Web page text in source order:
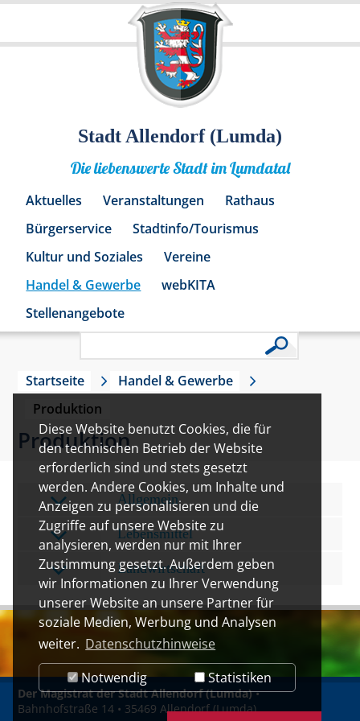
Diese Website benutzt Cookies, die für
den technischen Betrieb der Website
erforderlich sind und stets gesetzt
werden. Andere Cookies, um Inhalte und
Anzeigen zu personalisieren und die
Zugriffe auf unsere Website zu
analysieren, werden nur mit Ihrer
Zustimmung gesetzt. Außerdem geben
wir Informationen zu Ihrer Verwendung
unserer Website an unsere Partner für
soziale Medien, Werbung und Analysen
weiter. Datenschutzhinweise
Notwendig
Statistiken
Stadt Allendorf (Lumda)
Die liebenswerte Stadt im Lumdatal
Aktuelles Veranstaltungen
Rathaus
Bürgerservice
Stadtinfo/Tourismus
Kultur und Soziales
Vereine
Handel & Gewerbe
webKITA
Stellenangebote
Startseite
Handel & Gewerbe
Produktion
Produktion
Allgemein
Lebensmittel
Landwirtschaft
Der Magistrat der Stadt Allendorf (Lumda)•
Bahnhofstraße 14 • 35469 Allendorf (Lumda)